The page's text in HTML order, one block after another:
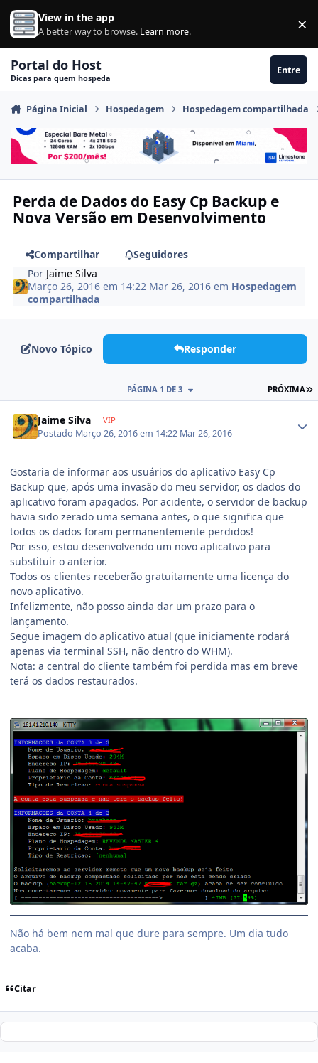
Ir para conteúdo
View in the app
A better way to browse. Learn more. ×
Portal do Host
Dicas para quem hospeda
Entre
Página Inicial Hospedagem Hospedagem compartilhada
Perda de Dados do Easy Cp Backup e
Nova Versão em Desenvolvimento
Compartilhar
Seguidores
Por Jaime Silva
Março 26, 2016 em 14:22 Mar 26, 2016 em Hospedagem
compartilhada
Novo Tópico Responder
PRÓXIMA
PÁGINA 1 DE 3
Jaime Silva VIP
Postado Março 26, 2016 em 14:22 Mar 26, 2016
Gostaria de informar aos usuários do aplicativo Easy Cp
Backup que, após uma invasão do meu servidor, os dados do
aplicativo foram apagados. Por acidente, o servidor de backup
havia sido zerado uma semana antes, o que significa que
todos os dados foram permanentemente perdidos!
Por isso, estou desenvolvendo um novo aplicativo para
substituir o anterior.
Todos os clientes receberão gratuitamente uma licença do
novo aplicativo.
Infelizmente, não posso ainda dar um prazo para o
lançamento.
Segue imagem do aplicativo atual (que iniciamente rodará
apenas via terminal SSH, não dentro do WHM).
Nota: a central do cliente também foi perdida mas em breve
terá os dados restaurados.
Não há bem nem mal que dure para sempre. Um dia tudo
acaba.
Citar